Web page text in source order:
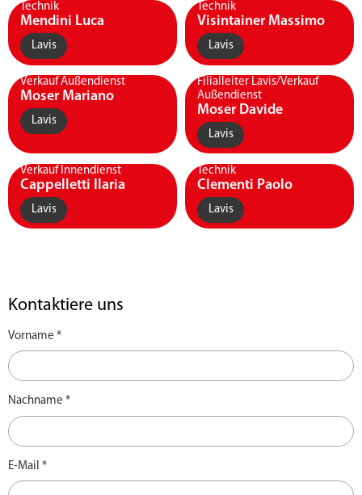
Technik
Mendini Luca
Lavis
Technik
Visintainer Massimo
Lavis
Verkauf Außendienst
Moser Mariano
Lavis
Filialleiter Lavis/Verkauf
Außendienst
Moser Davide
Lavis
Verkauf Innendienst
Cappelletti Ilaria
Lavis
Technik
Clementi Paolo
Lavis
Kontaktiere uns
Vorname *
Nachname *
E-Mail *